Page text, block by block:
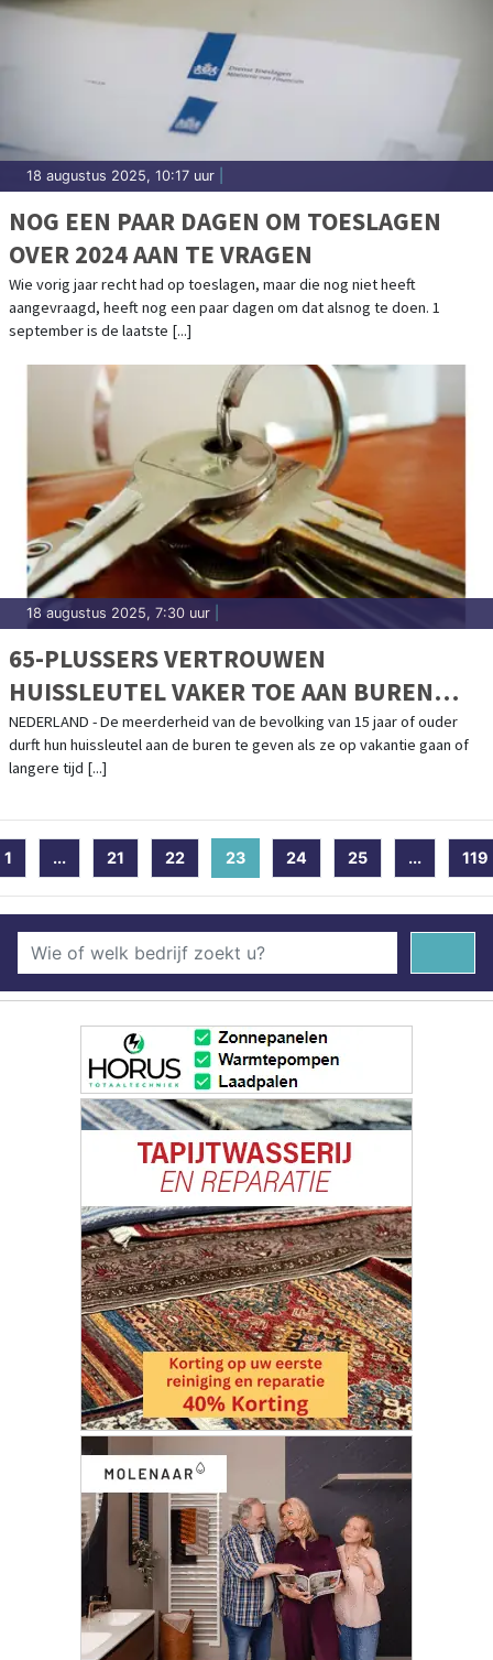
18 augustus 2025, 10:17 uur
NOG EEN PAAR DAGEN OM TOESLAGEN
OVER 2024 AAN TE VRAGEN
Wie vorig jaar recht had op toeslagen, maar die nog niet heeft
aangevraagd, heeft nog een paar dagen om dat alsnog te doen. 1
september is de laatste [...]
18 augustus 2025, 7:30 uur
65-PLUSSERS VERTROUWEN
HUISSLEUTEL VAKER TOE AAN BUREN
TIJDENS VAKANTIE
NEDERLAND - De meerderheid van de bevolking van 15 jaar of ouder
durft hun huissleutel aan de buren te geven als ze op vakantie gaan of
langere tijd [...]
1 ... 21 22 23 (current)
24 25 ... 119